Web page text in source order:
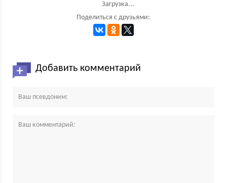
Загрузка...
Поделиться с друзьями:
Добавить комментарий